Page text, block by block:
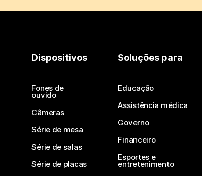
Dispositivos
Fones de
ouvido
Câmeras
Série de mesa
Série de salas
Série de placas
Soluções para
Educação
Assistência médica
Governo
Financeiro
Esportes e
entretenimento